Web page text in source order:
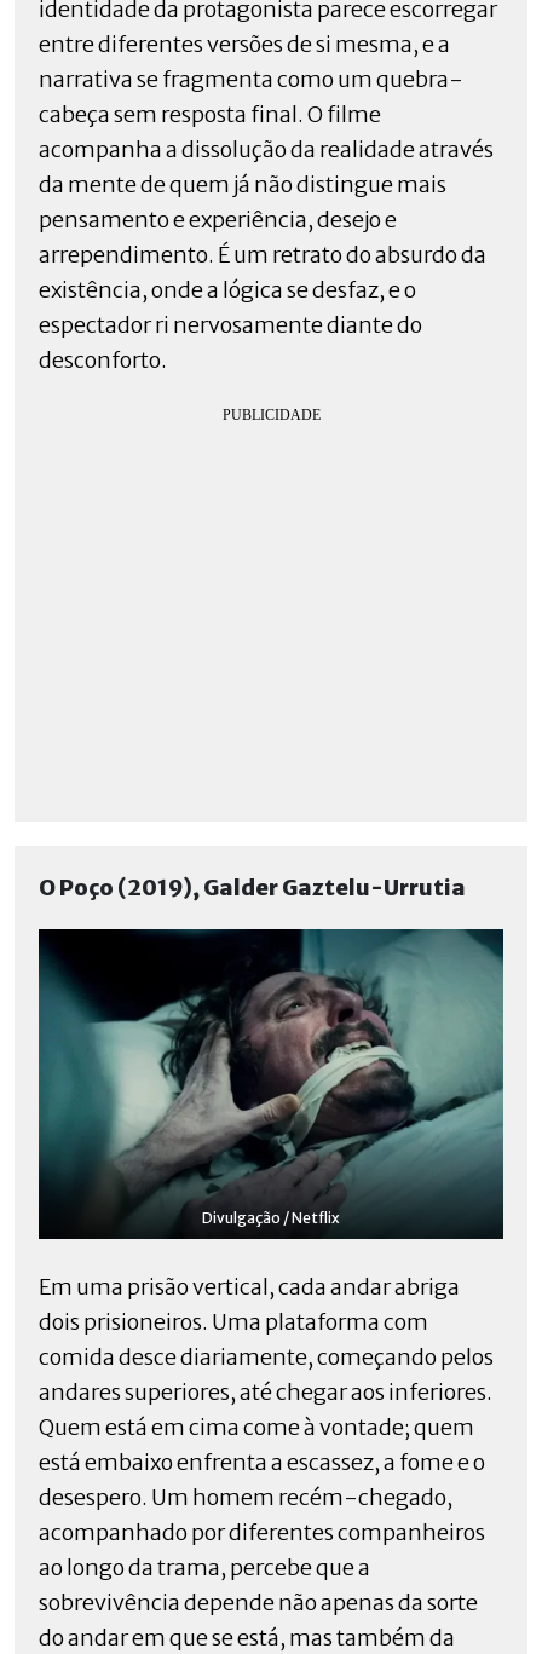
identidade da protagonista parece escorregar
entre diferentes versões de si mesma, e a
narrativa se fragmenta como um quebra-
cabeça sem resposta final. O filme
acompanha a dissolução da realidade através
da mente de quem já não distingue mais
pensamento e experiência, desejo e
arrependimento. É um retrato do absurdo da
existência, onde a lógica se desfaz, e o
espectador ri nervosamente diante do
desconforto.
O Poço (2019), Galder Gaztelu-Urrutia
Divulgação / Netflix
Em uma prisão vertical, cada andar abriga
dois prisioneiros. Uma plataforma com
comida desce diariamente, começando pelos
andares superiores, até chegar aos inferiores.
Quem está em cima come à vontade; quem
está embaixo enfrenta a escassez, a fome e o
desespero. Um homem recém-chegado,
acompanhado por diferentes companheiros
ao longo da trama, percebe que a
sobrevivência depende não apenas da sorte
do andar em que se está, mas também da